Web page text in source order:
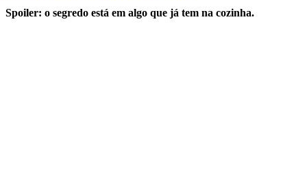
Spoiler: o segredo está em algo que já tem na cozinha.